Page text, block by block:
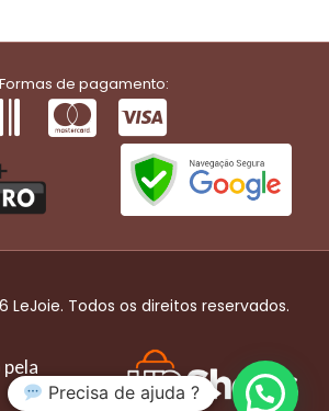
Formas de pagamento:
LeJoie. Todos os direitos reservados.
Precisa de ajuda ?